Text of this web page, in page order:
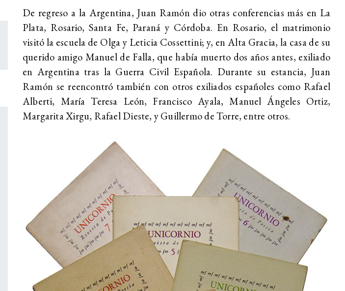
De regreso a la Argentina, Juan Ramón dio otras conferencias más en La
Plata, Rosario, Santa Fe, Paraná y Córdoba. En Rosario, el matrimonio
visitó la escuela de Olga y Leticia Cossettini; y, en Alta Gracia, la casa de su
querido amigo Manuel de Falla, que había muerto dos años antes, exiliado
en Argentina tras la Guerra Civil Española. Durante su estancia, Juan
Ramón se reencontró también con otros exiliados españoles como Rafael
Alberti, María Teresa León, Francisco Ayala, Manuel Ángeles Ortiz,
Margarita Xirgu, Rafael Dieste, y Guillermo de Torre, entre otros.